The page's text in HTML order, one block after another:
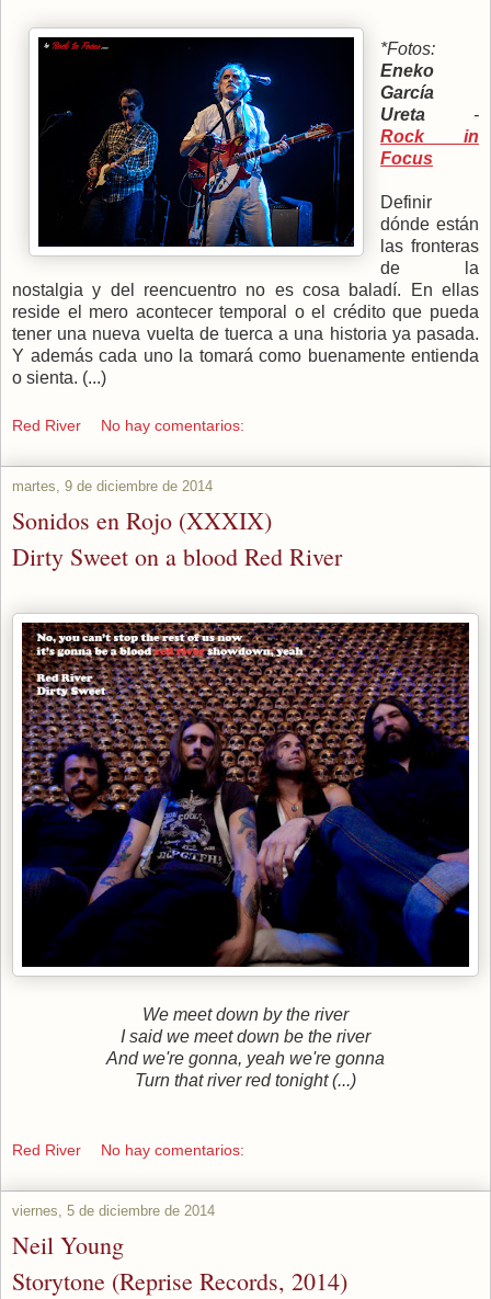
*Fotos:
Eneko
García
Ureta -
Rock in
Focus
Definir
dónde están
las fronteras
de la
nostalgia y del reencuentro no es cosa baladí. En ellas
reside el mero acontecer temporal o el crédito que pueda
tener una nueva vuelta de tuerca a una historia ya pasada.
Y además cada uno la tomará como buenamente entienda
o sienta. (...)
Red River No hay comentarios:
martes, 9 de diciembre de 2014
Sonidos en Rojo (XXXIX)
Dirty Sweet on a blood Red River
We meet down by the river
I said we meet down be the river
And we're gonna, yeah we're gonna
Turn that river red tonight (...)
Red River No hay comentarios:
viernes, 5 de diciembre de 2014
Neil Young
Storytone (Reprise Records, 2014)